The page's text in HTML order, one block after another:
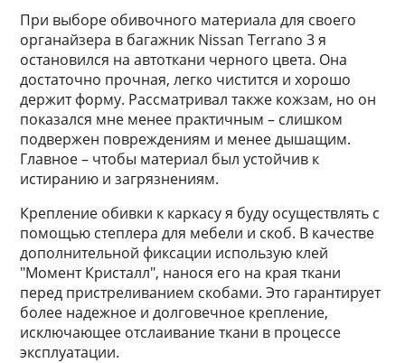
При выборе обивочного материала для своего
органайзера в багажник Nissan Terrano 3 я
остановился на автоткани черного цвета. Она
достаточно прочная, легко чистится и хорошо
держит форму. Рассматривал также кожзам, но он
показался мне менее практичным – слишком
подвержен повреждениям и менее дышащим.
Главное – чтобы материал был устойчив к
истиранию и загрязнениям.
Крепление обивки к каркасу я буду осуществлять с
помощью степлера для мебели и скоб. В качестве
дополнительной фиксации использую клей
"Момент Кристалл", нанося его на края ткани
перед пристреливанием скобами. Это гарантирует
более надежное и долговечное крепление,
исключающее отслаивание ткани в процессе
эксплуатации.